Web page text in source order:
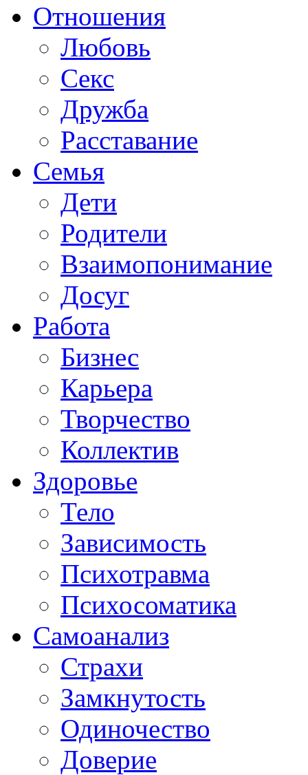
Отношения
Любовь
Секс
Дружба
Расставание
Семья
Дети
Родители
Взаимопонимание
Досуг
Работа
Бизнес
Карьера
Творчество
Коллектив
Здоровье
Тело
Зависимость
Психотравма
Психосоматика
Самоанализ
Страхи
Замкнутость
Одиночество
Доверие